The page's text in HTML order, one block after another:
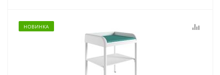
НОВИНКА